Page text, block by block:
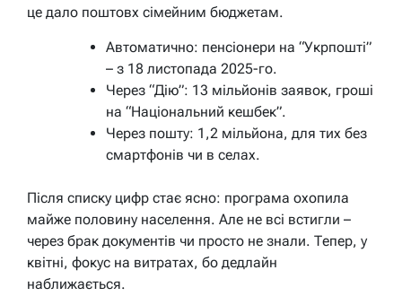
це дало поштовх сімейним бюджетам.
Автоматично: пенсіонери на “Укрпошті”
– з 18 листопада 2025-го.
Через “Дію”: 13 мільйонів заявок, гроші
на “Національний кешбек”.
Через пошту: 1,2 мільйона, для тих без
смартфонів чи в селах.
Після списку цифр стає ясно: програма охопила
майже половину населення. Але не всі встигли –
через брак документів чи просто не знали. Тепер, у
квітні, фокус на витратах, бо дедлайн
наближається.